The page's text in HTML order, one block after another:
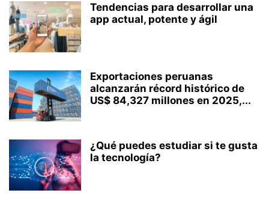
Tendencias para desarrollar una
app actual, potente y ágil
Exportaciones peruanas
alcanzarán récord histórico de
US$ 84,327 millones en 2025,...
¿Qué puedes estudiar si te gusta
la tecnología?